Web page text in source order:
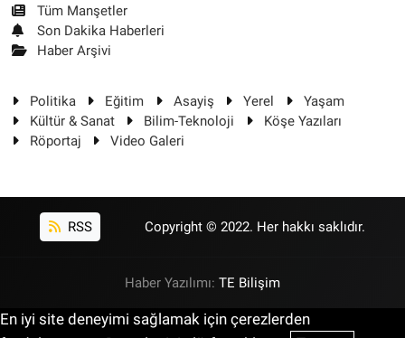
Tüm Manşetler
Son Dakika Haberleri
Haber Arşivi
Politika Eğitim Asayiş Yerel
Yaşam
Kültür & Sanat
Bilim-Teknoloji
Köşe Yazıları
Röportaj
Video Galeri
RSS Copyright © 2022. Her hakkı saklıdır.
Haber Yazılımı: TE Bilişim
En iyi site deneyimi sağlamak için çerezlerden